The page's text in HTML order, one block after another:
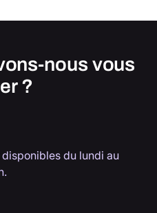
nous vous
?
du lundi au